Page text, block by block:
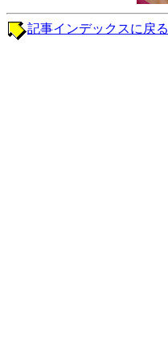
記事インデックスに戻る